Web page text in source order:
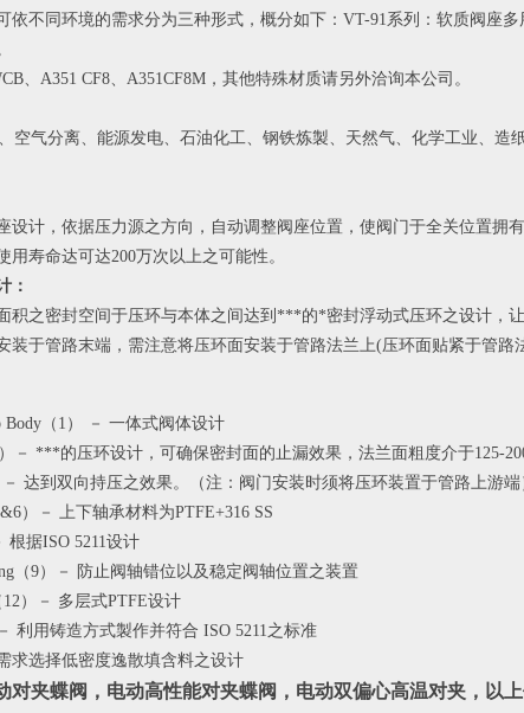
依不同环境的需求分为三种形式，概分如下：VT-91系列：软质阀座
、A351 CF8、A351CF8M，其他特殊材质请另外洽询本公司。
空气分离、能源发电、石油化工、钢铁炼製、天然气、化学工业、造
设计，依据压力源之方向，自动调整阀座位置，使阀门于全关位置拥
用寿命达可达200万次以上之可能性。
：
积之密封空间于压环与本体之间达到***的*密封浮动式压环之设计，
装于管路末端，需注意将压环面安装于管路法兰上(压环面贴紧于管路
Body（1） － 一体式阀体设计
－ ***的压环设计，可确保密封面的止漏效果，法兰面粗度介于125-
达到双向持压之效果。（注：阀门安装时须将压环装置于管路上游端
）－ 上下轴承材料为PTFE+316 SS
根据ISO 5211设计
（9）－ 防止阀轴错位以及稳定阀轴位置之装置
）－ 多层式PTFE设计
利用铸造方式製作并符合 ISO 5211之标准
求选择低密度逸散填含料之设计
对夹蝶阀， 电动高性能对夹蝶阀， 电动双偏心高温对夹，以